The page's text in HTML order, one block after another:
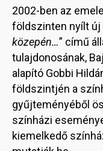
2002-ben az
földszinten nyílt új
közepén…” című
tulajdonosának,
alapító Gobbi
földszintjén a
gyűjteményéből
színházi
kiemelkedő